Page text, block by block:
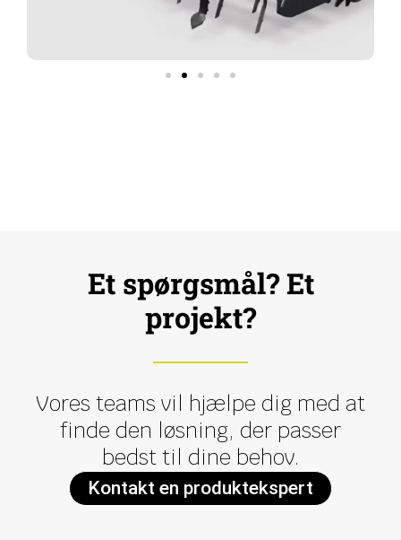
Et spørgsmål? Et
projekt?
Vores teams vil hjælpe dig med at
finde den løsning, der passer
bedst til dine behov.
Kontakt en produktekspert